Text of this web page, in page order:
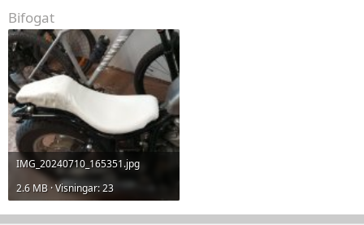
Bifogat
IMG_20240710_165351.jpg
2.6 MB · Visningar: 23